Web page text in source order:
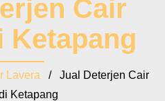
Cair
Ketapang
Lavera / Jual Deterjen Cair
Ketapang